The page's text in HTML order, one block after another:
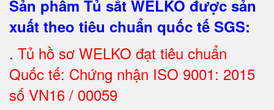
Sản phẩm Tủ sắt WELKO được sản
xuất theo tiêu chuẩn quốc tế SGS:
. Tủ hồ sơ WELKO đạt tiêu chuẩn
Quốc tế: Chứng nhận ISO 9001: 2015
số VN16 / 00059